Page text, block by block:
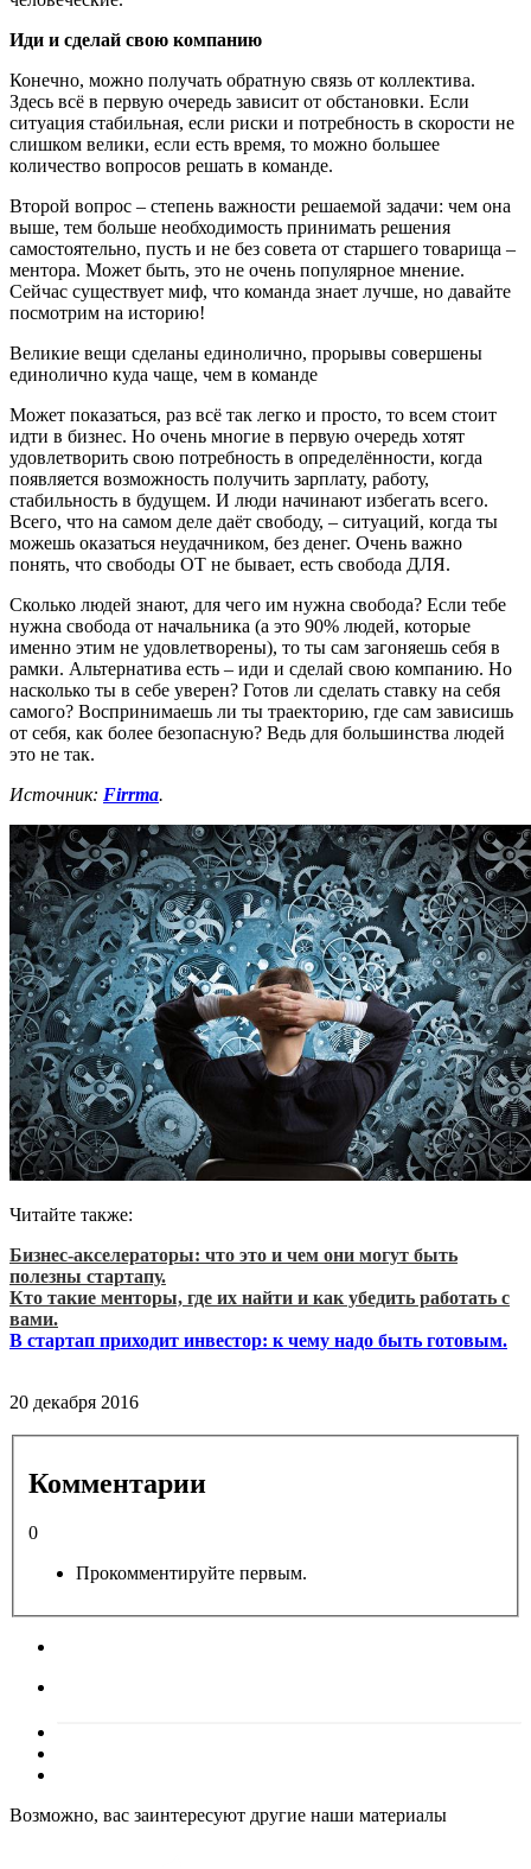
Иди и сделай свою компанию
Конечно, можно получать обратную связь от коллектива.
Здесь всё в первую очередь зависит от обстановки. Если
ситуация стабильная, если риски и потребность в скорости не
слишком велики, если есть время, то можно большее
количество вопросов решать в команде.
Второй вопрос – степень важности решаемой задачи: чем она
выше, тем больше необходимость принимать решения
самостоятельно, пусть и не без совета от старшего товарища –
ментора. Может быть, это не очень популярное мнение.
Сейчас существует миф, что команда знает лучше, но давайте
посмотрим на историю!
Великие вещи сделаны единолично, прорывы совершены
единолично куда чаще, чем в команде
Может показаться, раз всё так легко и просто, то всем стоит
идти в бизнес. Но очень многие в первую очередь хотят
удовлетворить свою потребность в определённости, когда
появляется возможность получить зарплату, работу,
стабильность в будущем. И люди начинают избегать всего.
Всего, что на самом деле даёт свободу, – ситуаций, когда ты
можешь оказаться неудачником, без денег. Очень важно
понять, что свободы ОТ не бывает, есть свобода ДЛЯ.
Сколько людей знают, для чего им нужна свобода? Если тебе
нужна свобода от начальника (а это 90% людей, которые
именно этим не удовлетворены), то ты сам загоняешь себя в
рамки. Альтернатива есть – иди и сделай свою компанию. Но
насколько ты в себе уверен? Готов ли сделать ставку на себя
самого? Воспринимаешь ли ты траекторию, где сам зависишь
от себя, как более безопасную? Ведь для большинства людей
это не так.
Источник: Firrma.
Читайте также:
Бизнес-акселераторы: что это и чем они могут быть
полезны стартапу.
Кто такие менторы, где их найти и как убедить работать с
вами.
В стартап приходит инвестор: к чему надо быть готовым.
20 декабря 2016
Комментарии
0
Прокомментируйте первым.
Возможно, вас заинтересуют другие наши материалы